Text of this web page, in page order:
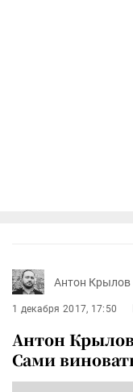
Антон Крылов
1 декабря 2017, 17:50
Антон
Сами